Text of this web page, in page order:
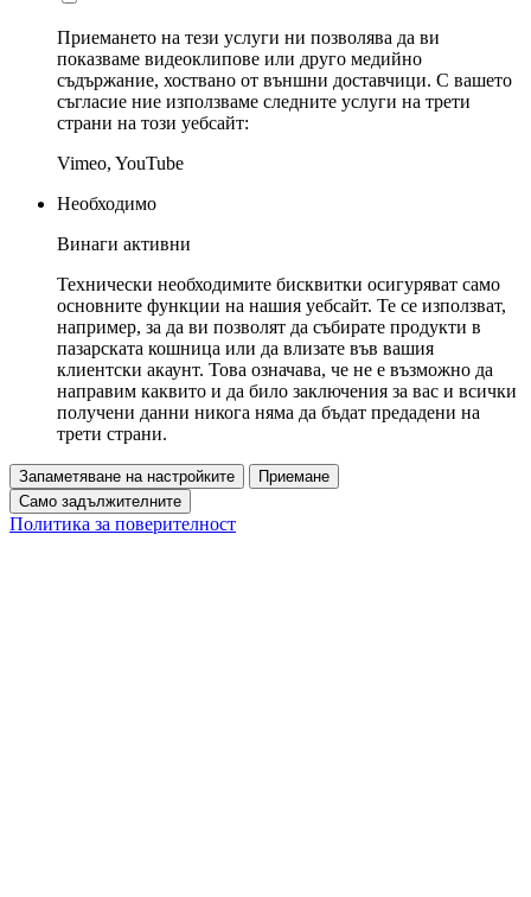
Приемането на тези услуги ни позволява да ви
показваме видеоклипове или друго медийно
съдържание, хоствано от външни доставчици. С вашето
съгласие ние използваме следните услуги на трети
страни на този уебсайт:
Vimeo, YouTube
Необходимо
Винаги активни
Технически необходимите бисквитки осигуряват само
основните функции на нашия уебсайт. Те се използват,
например, за да ви позволят да събирате продукти в
пазарската кошница или да влизате във вашия
клиентски акаунт. Това означава, че не е възможно да
направим каквито и да било заключения за вас и всички
получени данни никога няма да бъдат предадени на
трети страни.
Запаметяване на настройките
Приемане
Само задължителните
Политика за поверителност